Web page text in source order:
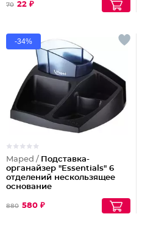
70 22 ₽
-34%
Maped / Подставка-
органайзер "Essentials" 6
отделений нескользящее
основание
880 580 ₽